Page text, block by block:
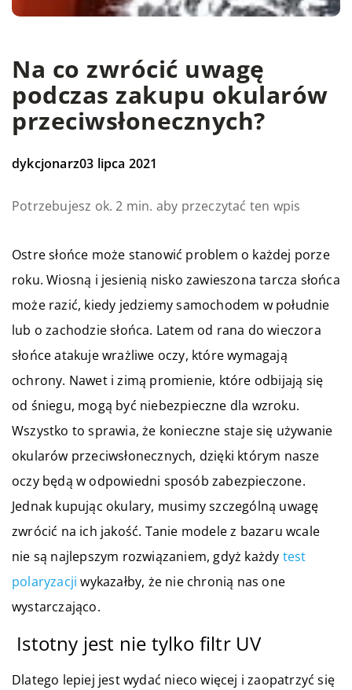
Na co zwrócić uwagę
podczas zakupu okularów
przeciwsłonecznych?
dykcjonarz03 lipca 2021
Potrzebujesz ok. 2 min. aby przeczytać ten wpis
Ostre słońce może stanowić problem o każdej porze
roku. Wiosną i jesienią nisko zawieszona tarcza słońca
może razić, kiedy jedziemy samochodem w południe
lub o zachodzie słońca. Latem od rana do wieczora
słońce atakuje wrażliwe oczy, które wymagają
ochrony. Nawet i zimą promienie, które odbijają się
od śniegu, mogą być niebezpieczne dla wzroku.
Wszystko to sprawia, że konieczne staje się używanie
okularów przeciwsłonecznych, dzięki którym nasze
oczy będą w odpowiedni sposób zabezpieczone.
Jednak kupując okulary, musimy szczególną uwagę
zwrócić na ich jakość. Tanie modele z bazaru wcale
nie są najlepszym rozwiązaniem, gdyż każdy test
polaryzacji wykazałby, że nie chronią nas one
wystarczająco.
Istotny jest nie tylko filtr UV
Dlatego lepiej jest wydać nieco więcej i zaopatrzyć się